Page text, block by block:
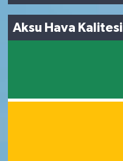
Aksu Hava Kalitesi